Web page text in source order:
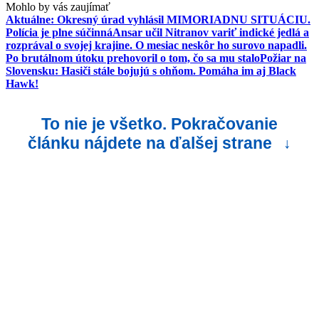
Mohlo by vás zaujímať
Aktuálne: Okresný úrad vyhlásil MIMORIADNU SITUÁCIU.
Polícia je plne súčinnáAnsar učil Nitranov variť indické jedlá a
rozprával o svojej krajine. O mesiac neskôr ho surovo napadli.
Po brutálnom útoku prehovoril o tom, čo sa mu staloPožiar na
Slovensku: Hasiči stále bojujú s ohňom. Pomáha im aj Black
Hawk!
To nie je všetko. Pokračovanie
článku nájdete na ďalšej strane
↓